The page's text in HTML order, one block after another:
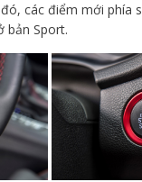
các điểm mới phía
bản Sport.